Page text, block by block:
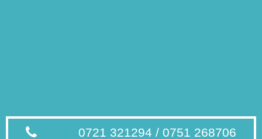
0721 321294 / 0751 268706